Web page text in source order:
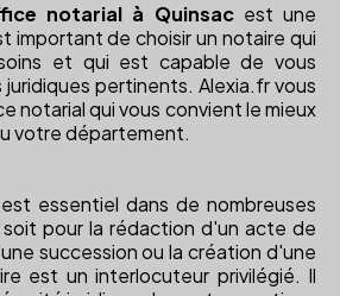
notarial à Quinsacest une
important de choisir un notaire qui
et qui est capable de vous
juridiques pertinents. Alexia.fr vous
notarial qui vous convient le mieux
votre département.
essentiel dans de nombreuses
pour la rédaction d'un acte de
succession ou la création d'une
est un interlocuteur privilégié. Il